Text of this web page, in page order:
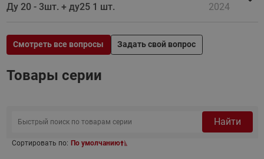
Ду 20 - 3шт. + ду25 1 шт.
2024
Смотреть все вопросы Задать свой вопрос
Товары серии
Найти
Сортировать по: По умолчанию